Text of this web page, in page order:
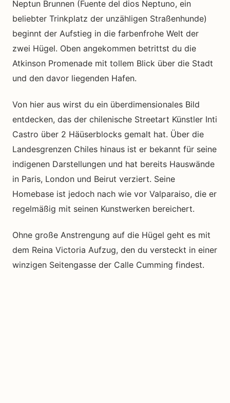
Neptun Brunnen (Fuente del dios Neptuno, ein
beliebter Trinkplatz der unzähligen Straßenhunde)
beginnt der Aufstieg in die farbenfrohe Welt der
zwei Hügel. Oben angekommen betrittst du die
Atkinson Promenade mit tollem Blick über die Stadt
und den davor liegenden Hafen.
Von hier aus wirst du ein überdimensionales Bild
entdecken, das der chilenische Streetart Künstler Inti
Castro über 2 Häüserblocks gemalt hat. Über die
Landesgrenzen Chiles hinaus ist er bekannt für seine
indigenen Darstellungen und hat bereits Hauswände
in Paris, London und Beirut verziert. Seine
Homebase ist jedoch nach wie vor Valparaiso, die er
regelmäßig mit seinen Kunstwerken bereichert.
Ohne große Anstrengung auf die Hügel geht es mit
dem Reina Victoria Aufzug, den du versteckt in einer
winzigen Seitengasse der Calle Cumming findest.